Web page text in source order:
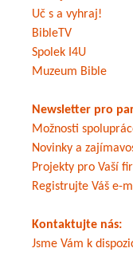
Uč s a vyhraj!
BibleTV
Spolek I4U
Muzeum Bible
Newsletter pro
Možnosti
Novinky a
Projekty pro Vaší
Registrujte Váš e-
Kontaktujte nás:
Jsme Vám k